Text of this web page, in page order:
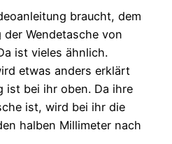
braucht, dem
Wendetasche von
ist vieles ähnlich.
etwas anders erklärt
ist bei ihr oben. Da ihre
ist, wird bei ihr die
halben Millimeter nach